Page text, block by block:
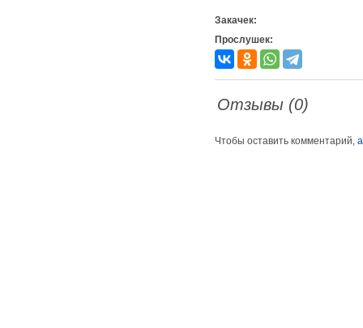
Закачек:
Прослушек:
Отзывы (0)
Чтобы оставить комментарий,